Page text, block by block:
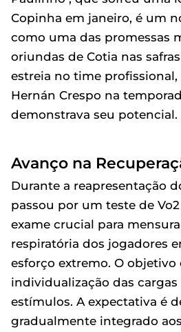
Copinha em janeiro, é um
como uma das promessas
oriundas de Cotia nas
estreia no time
Hernán Crespo na
demonstrava seu potencial.
Avanço na
Durante a reapresentação
passou por um teste de
exame crucial para
respiratória dos jogadores
esforço extremo. O objetivo
individualização das
estímulos. A expectativa é
gradualmente integrado